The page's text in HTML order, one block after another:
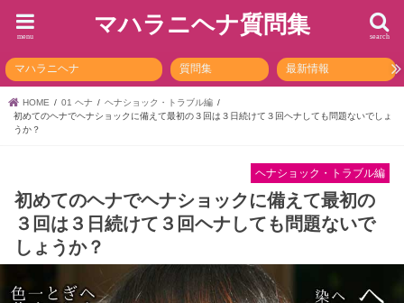
マハラニヘナ質問集 search
menu
マハラニヘナ 質問集 最新情報
HOME 01 ヘナ
ヘナショック・トラブル編
初めてのヘナでヘナショックに備えて最初の３回は３日続けて３回ヘナしても問題ないでしょ
うか？
ヘナショック・トラブル編
初めてのヘナでヘナショックに備えて最初の
３回は３日続けて３回ヘナしても問題ないで
しょうか？